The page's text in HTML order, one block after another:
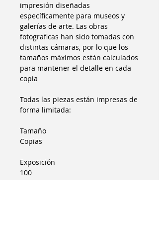
impresión diseñadas
específicamente para museos y
galerías de arte. Las obras
fotograficas han sido tomadas con
distintas cámaras, por lo que los
tamaños máximos están calculados
para mantener el detalle en cada
copia
Todas las piezas están impresas de
forma limitada:
Tamaño
Copias
Exposición
100